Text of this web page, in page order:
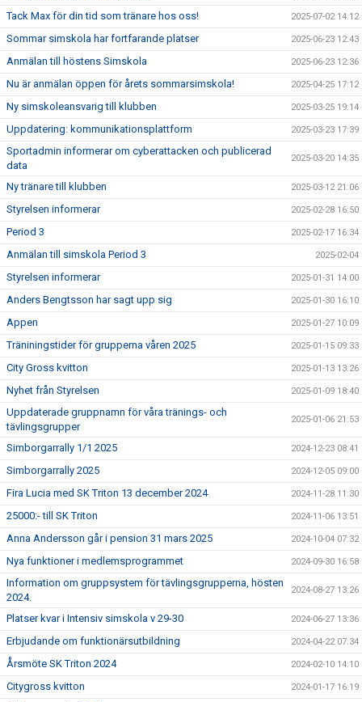
Tack Max för din tid som tränare hos oss! 2025-07-02 14:12
Sommar simskola har fortfarande platser 2025-06-23 12:43
Anmälan till höstens Simskola 2025-06-23 12:36
Nu är anmälan öppen för årets sommarsimskola! 2025-04-25 17:12
Ny simskoleansvarig till klubben 2025-03-25 19:14
Uppdatering: kommunikationsplattform 2025-03-23 17:39
Sportadmin informerar om cyberattacken och publicerad
data
2025-03-20 14:35
Ny tränare till klubben 2025-03-12 21:06
Styrelsen informerar 2025-02-28 16:50
Period 3 2025-02-17 16:34
Anmälan till simskola Period 3 2025-02-04
Styrelsen informerar 2025-01-31 14:00
Anders Bengtsson har sagt upp sig 2025-01-30 16:10
Appen 2025-01-27 10:09
Träniningstider för grupperna våren 2025 2025-01-15 09:33
City Gross kvitton 2025-01-13 13:26
Nyhet från Styrelsen 2025-01-09 18:40
Uppdaterade gruppnamn för våra tränings- och
tävlingsgrupper
2025-01-06 21:53
Simborgarrally 1/1 2025 2024-12-23 08:41
Simborgarrally 2025 2024-12-05 09:00
Fira Lucia med SK Triton 13 december 2024 2024-11-28 11:30
25000:- till SK Triton 2024-11-06 13:51
Anna Andersson går i pension 31 mars 2025 2024-10-04 07:32
Nya funktioner i medlemsprogrammet 2024-09-30 16:58
Information om gruppsystem för tävlingsgrupperna, hösten
2024.
2024-08-27 13:26
Platser kvar i Intensiv simskola v 29-30 2024-06-27 13:36
Erbjudande om funktionärsutbildning 2024-04-22 07:34
Årsmöte SK Triton 2024 2024-02-10 14:10
Citygross kvitton 2024-01-17 16:19